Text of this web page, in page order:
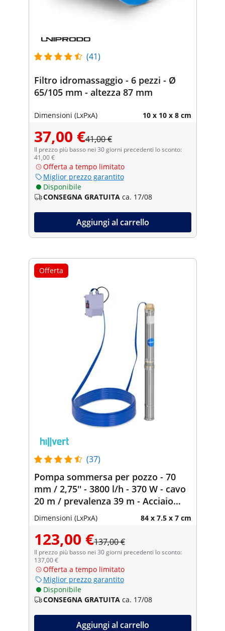
(41)
Filtro idromassaggio - 6 pezzi - Ø
65/105 mm - altezza 87 mm
Dimensioni (LxPxA) 10 x 10 x 8 cm
37,00 €41,00 €
Il prezzo più basso nei 30 giorni precedenti lo sconto:
41,00 €
Offerta a tempo limitato
Miglior prezzo garantito
Disponibile
CONSEGNA GRATUITA ca. 17/08
Aggiungi al carrello
Offerta
(37)
Pompa sommersa per pozzo - 70
mm / 2,75'' - 3800 l/h - 370 W - cavo
20 m / prevalenza 39 m - Acciaio
inox
Dimensioni (LxPxA) 84 x 7.5 x 7 cm
123,00 €137,00 €
Il prezzo più basso nei 30 giorni precedenti lo sconto:
137,00 €
Offerta a tempo limitato
Miglior prezzo garantito
Disponibile
CONSEGNA GRATUITA ca. 17/08
Aggiungi al carrello